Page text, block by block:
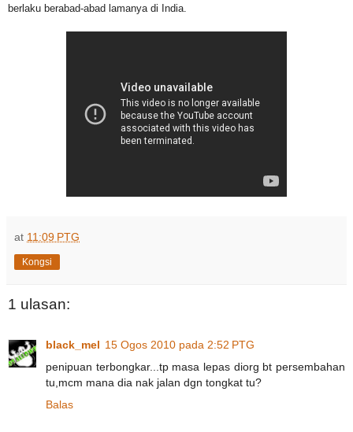
berlaku berabad-abad lamanya di India.
at 11:09 PTG
Kongsi
1 ulasan:
black_mel 15 Ogos 2010 pada 2:52 PTG
penipuan terbongkar...tp masa lepas diorg bt persembahan
tu,mcm mana dia nak jalan dgn tongkat tu?
Balas